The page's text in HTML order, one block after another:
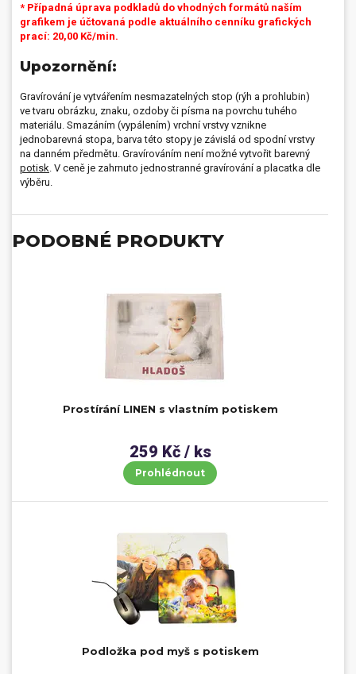
* Případná úprava podkladů do vhodných formátů naším
grafikem je účtovaná podle aktuálního cenníku grafických
prací: 20,00 Kč/min.
Upozornění:
Gravírování je vytvářením nesmazatelných stop (rýh a prohlubin)
ve tvaru obrázku, znaku, ozdoby či písma na povrchu tuhého
materiálu. Smazáním (vypálením) vrchní vrstvy vznikne
jednobarevná stopa, barva této stopy je závislá od spodní vrstvy
na danném předmětu. Gravírováním není možné vytvořit barevný
potisk . V ceně je zahrnuto jednostranné gravírování a placatka dle
výběru.
PODOBNÉ PRODUKTY
Prostírání LINEN s vlastním potiskem
259 Kč / ks
Prohlédnout
Podložka pod myš s potiskem